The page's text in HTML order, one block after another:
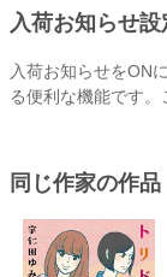
入荷お知らせ設
入荷お知らせをON
る便利な機能です。
同じ作家の作品